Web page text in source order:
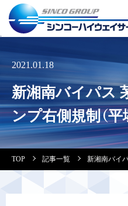
営
会社案
2021.01.18
新湘南バイパス
ンプ右側規制（平
TOP 記事一覧